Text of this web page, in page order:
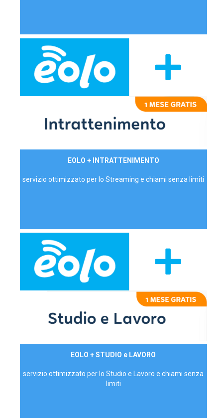
EOLO + INTRATTENIMENTO
servizio ottimizzato per lo Streaming e chiami senza limiti
EOLO + STUDIO e LAVORO
servizio ottimizzato per lo Studio e Lavoro e chiami senza
limiti